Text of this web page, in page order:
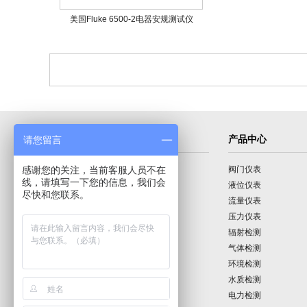
美国Fluke 6500-2电器安规测试仪
导航菜单
首页
公司介绍
产品展示
技术园地
行业动态
联系我们
产品中心
阀门仪表
液位仪表
流量仪表
压力仪表
辐射检测
气体检测
环境检测
水质检测
电力检测
请您留言
感谢您的关注，当前客服人员不在
线，请填写一下您的信息，我们会
尽快和您联系。